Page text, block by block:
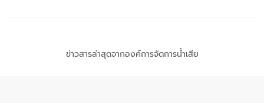
ข่าวสารล่าสุดจากองค์การจัดการน้ำเสีย